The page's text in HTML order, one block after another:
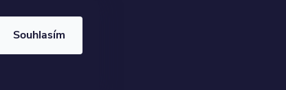
LÉTO2026
Souhlasím